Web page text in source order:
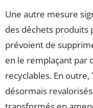
Une autre mesure
des déchets produits
prévoient de
en le remplaçant par
recyclables. En outre,
désormais